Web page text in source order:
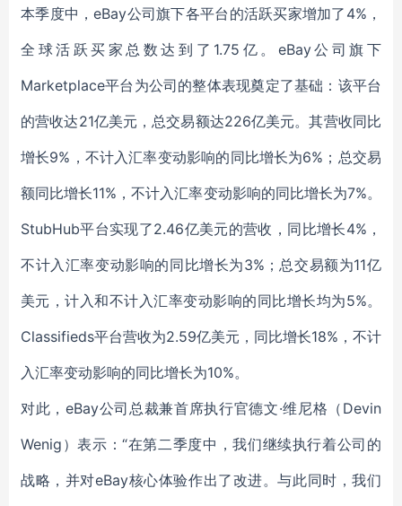
本季度中，eBay公司旗下各平台的活跃买家增加了4%，
全球活跃买家总数达到了1.75亿。eBay公司旗下
Marketplace平台为公司的整体表现奠定了基础：该平台
的营收达21亿美元，总交易额达226亿美元。其营收同比
增长9%，不计入汇率变动影响的同比增长为6%；总交易
额同比增长11%，不计入汇率变动影响的同比增长为7%。
StubHub平台实现了2.46亿美元的营收，同比增长4%，
不计入汇率变动影响的同比增长为3%；总交易额为11亿
美元，计入和不计入汇率变动影响的同比增长均为5%。
Classifieds平台营收为2.59亿美元，同比增长18%，不计
入汇率变动影响的同比增长为10%。
对此，eBay公司总裁兼首席执行官德文·维尼格（Devin
Wenig）表示：“在第二季度中，我们继续执行着公司的
战略，并对eBay核心体验作出了改进。与此同时，我们